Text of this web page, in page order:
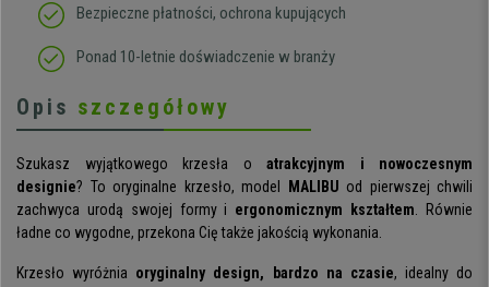
Bezpieczne płatności, ochrona kupujących
Ponad 10-letnie doświadczenie w branży
Opis szczegółowy
Szukasz wyjątkowego krzesła o atrakcyjnym i nowoczesnym
designie? To oryginalne krzesło, model MALIBU od pierwszej chwili
zachwyca urodą swojej formy i ergonomicznym kształtem . Równie
ładne co wygodne, przekona Cię także jakością wykonania.
Krzesło wyróżnia oryginalny design, bardzo na czasie, idealny do